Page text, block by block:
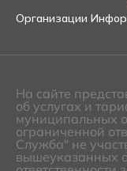
Организации
На сайте
об услугах и
муниципальных
ограниченной
Служба" не
вышеуказанных